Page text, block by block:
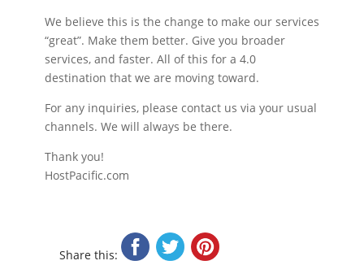
We believe this is the change to make our services
“great”. Make them better. Give you broader
services, and faster. All of this for a 4.0
destination that we are moving toward.
For any inquiries, please contact us via your usual
channels. We will always be there.
Thank you!
HostPacific.com
Share this: